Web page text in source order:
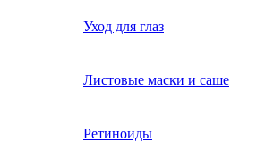
Уход для глаз
Листовые маски и саше
Ретиноиды